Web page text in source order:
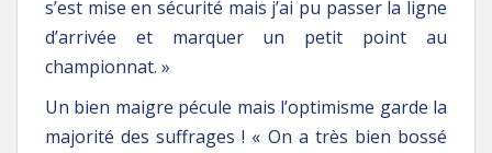
s’est mise en sécurité mais j’ai pu passer la ligne
d’arrivée et marquer un petit point au
championnat. »
Un bien maigre pécule mais l’optimisme garde la
majorité des suffrages ! « On a très bien bossé